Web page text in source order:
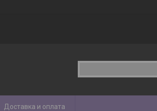
Доставка и оплата